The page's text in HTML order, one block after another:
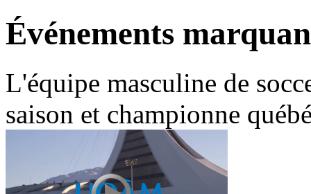
Événements
L'équipe masculine de
saison et championne